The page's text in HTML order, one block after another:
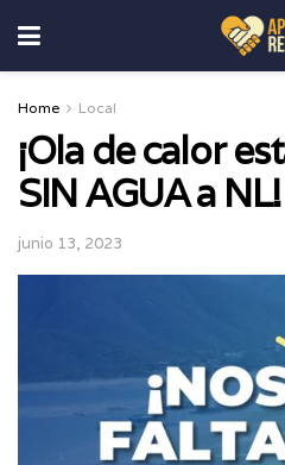
Home Local
¡Ola de calor
SIN AGUA a NL!
junio 13, 2023